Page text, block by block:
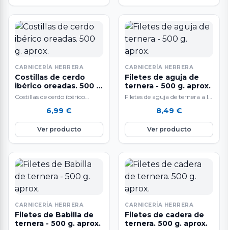
CARNICERÍA HERRERA
Costillas de cerdo
ibérico oreadas. 500 g.
aprox.
Costillas de cerdo ibérico
aproximadamente. Un
producto único, de sabor
inigualable. El…
6,99 €
Ver producto
CARNICERÍA HERRERA
Filetes de aguja de
ternera - 500 g. aprox.
Filetes de aguja de ternera a la
aproximadamente. El…
8,49 €
Ver producto
CARNICERÍA HERRERA
Filetes de Babilla de
ternera - 500 g. aprox.
CARNICERÍA HERRERA
Filetes de cadera de
ternera. 500 g. aprox.